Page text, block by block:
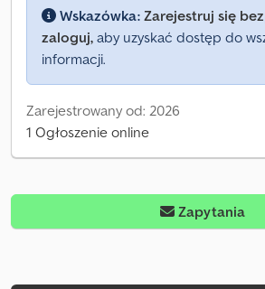
Wskazówka: Zarejestruj się
zaloguj, aby uzyskać dostęp do
informacji.
Zarejestrowany od: 2026
1 Ogłoszenie online
Zapytania